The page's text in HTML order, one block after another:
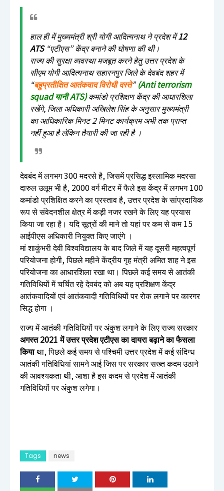
हाल ही में मुख्यमंत्री श्री योगी आदित्यनाथ ने प्रदेश में12
ATS“एटीएस” केंद्र बनाने की घोषणा की थी।
राज्य की सुरक्षा व्यवस्था मजबूत करने हेतु उत्तर प्रदेश के
सीएम योगी आदित्यनाथ सहारनपुर जिले के देवबंद शहर में
“बहुप्रतीक्षित आतंकवाद विरोधी दस्ते”(Anti terrorism
squad यानी ATS)कमांडो प्रशिक्षण केंद्र की आधारशिला
रखेंगे, जिला अधिकारी अखिलेश सिंह के अनुसार मुख्यमंत्री
का आधिकारिक मिनट 2 मिनट कार्यक्रम अभी तक प्राप्त
नहीं हुआ है लेकिन तैयारी की जा रही है ।
देवबंद में लगभग 300 मदरसे है, जिसमें प्रसिद्ध इस्लामिक मदरसा
दारुल उलूम भी है, 2000 वर्ग मीटर में फैले इस केंद्र में लगभग 100
कमांडो प्रशिक्षित करने का प्रस्ताव है, उत्तर प्रदेश के सांप्रदायिक
रूप से संवेदनशील क्षेत्र में कड़ी नजर रखने के लिए यह प्रयास
किया जा रहा है। यदि सूत्रों की माने तो यहां पर कम से कम 15
आईपीएस अधिकारी नियुक्त किए जाएंगे ।
मां शाकुंभरी देवी विश्वविद्यालय के बाद जिले में यह दूसरी महत्वपूर्ण
परियोजना होगी, पिछले महीने केंद्रीय गृह मंत्री अमित शाह ने इस
परियोजना का आधारशिला रखा था। पिछले कई समय से आतंकी
गतिविधियों में चर्चित रहे देवबंद को अब यह प्रशिक्षण केंद्र
आतंकवादियों एवं आतंकवादी गतिविधियों पर रोक लगाने पर कारगर
सिद्ध होगा ।
राज्य में आतंकी गतिविधियों पर अंकुश लगाने के लिए राज्य सरकार
अगस्त 2021 में उत्तर प्रदेश एटीएस का दायरा बढ़ाने का फैसला
कियाथा, पिछले कई समय से पश्चिमी उत्तर प्रदेश में कई संदिग्ध
आतंकी गतिविधियां सामने आई जिस पर सरकार सख्त कदम उठाने
की आवश्यकता थी, आशा है इस कदम से प्रदेश में आतंकी
गतिविधियों पर अंकुश लगेगा।
Tags news